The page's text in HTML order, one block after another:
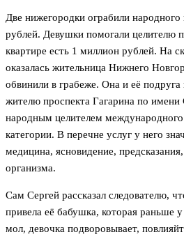
Две нижегородки ограбили народного
рублей. Девушки помогали целителю
квартире есть 1 миллион рублей. На
оказалась жительница Нижнего
обвинили в грабеже. Она и её
жителю проспекта Гагарина по имени
народным целителем
категории. В перечне услуг у него
медицина, ясновидение,
организма.
Сам Сергей рассказал следователю,
привела её бабушка, которая раньше у
мол, девочка подворовывает,